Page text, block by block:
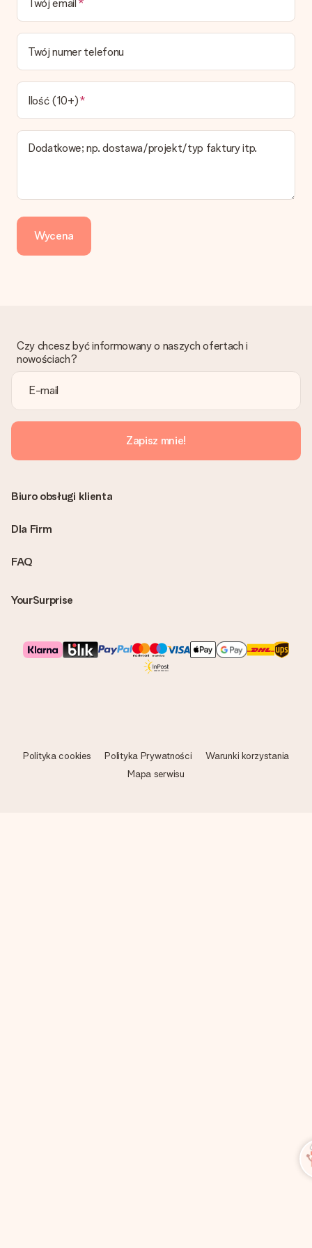
datę doręczenia w momencie składania zamówienia.
Jaki jest czas dostawy i kiedy otrzymam mój prezent?
Przewidywany czas dostawy można znaleźć na stronie
produktu.
Jakie opcje dostawy mogę wybrać?
W koszyku zamówień mamy kilka opcji dostawy. Termin
pokazany na stronie produktu odnosi się do najtańszej i
najwolniejszej formy wysyłki.
Zapłata
Dotpay, karta kredytowa, lub przelew bankowy. W przypadku
dni przedłużenia dostawy - kwota musi zostać zaksięgowana,
aby zamówienie trafiło do produkcji. Robiąc przelew, należy
wybrać Przelew Krajowy Europejski.
Czy faktura jest wysyłana razem z zamówieniem?
Żaden rachunek lub faktura nie jest wysyłany z zamówieniem.
Możesz ją również znaleźć na koncie MySurprise. Dzięki temu
możesz wysłać prezent bezpośrednio do odbiorcy, co będzie
prawdziwą niespodzianką!
Twój email
Twój numer telefonu
Ilość (10+)
Dodatkowe; np. dostawa/projekt/typ faktury itp.
Wycena
Czy chcesz być informowany o naszych ofertach i
nowościach?
Zapisz mnie!
FAQ
YourSurprise
Biuro obsługi klienta
Dla Firm
Polityka cookies Polityka Prywatności
Warunki korzystania
Mapa serwisu